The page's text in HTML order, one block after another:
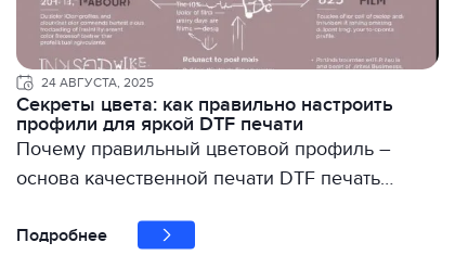
24 АВГУСТА, 2025
Секреты цвета: как правильно настроить
профили для яркой DTF печати
Почему правильный цветовой профиль –
основа качественной печати DTF печать…
Подробнее